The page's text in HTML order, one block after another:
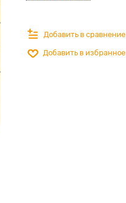
Добавить в сравнение
Добавить в избранное